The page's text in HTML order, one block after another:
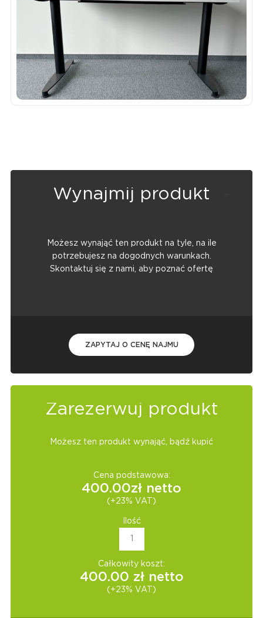
Wynajmij produkt
Możesz wynająć ten produkt na tyle, na ile
potrzebujesz na dogodnych warunkach.
Skontaktuj się z nami, aby poznać ofertę
ZAPYTAJ O CENĘ NAJMU
Zarezerwuj produkt
Możesz ten produkt wynająć, bądź kupić
Cena podstawowa:
400.00zł netto
(+23% VAT)
Ilość
Całkowity koszt:
400.00 zł netto
(+23% VAT)